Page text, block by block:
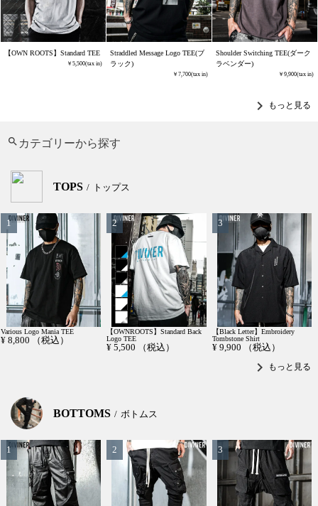
【OWN ROOTS】Standard TEE
5,500
Straddled Message Logo TEE(ブ
ラック)
7,700
Shoulder Switching TEE(ダーク
ラベンダー)
9,900
chevron_right もっと見る
カテゴリーから探す
TOPS トップス
Various Logo Mania TEE
¥ 8,800 （税込）
【OWNROOTS】Standard Back
Logo TEE
¥ 5,500 （税込）
【Black Letter】Embroidery
Tombstone Shirt
¥ 9,900 （税込）
chevron_right もっと見る
BOTTOMS ボトムス